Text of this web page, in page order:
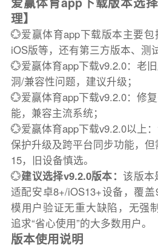
理】
💮爱赢体育app下载版本主要包
iOS版等，还有第三方版本、测
💮爱赢体育app下载v9.2.0：老
洞/兼容性问题，建议升级；
💮爱赢体育app下载v9.2.0：修
能，兼容主流系统；
💮爱赢体育app下载v9.2.0以上
保护升级及跨平台同步功能，
15，旧设备慎选。
💮建议选择v9.2.0版本：该版本
适配安卓8+/iOS13+设备，覆
模用户验证无重大缺陷，无强
追求“省心使用”的大多数用户。
版本使用说明